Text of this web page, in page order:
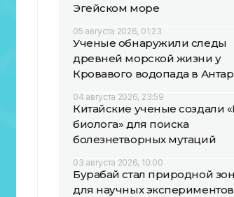
Эгейском море
05 августа 2026, 01:23
Ученые обнаружили следы
древней морской жизни у
Кровавого водопада в
04 августа 2026, 23:59
Китайские ученые создали
биолога» для поиска
болезнетворных мутаций
03 августа 2026, 10:00
Бурабай стал природной
для научных экспериментов